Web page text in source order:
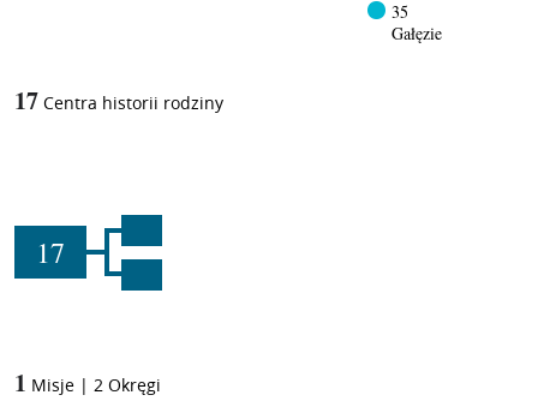
35
Gałęzie
17 Centra historii rodziny
17
1 Misje | 2 Okręgi